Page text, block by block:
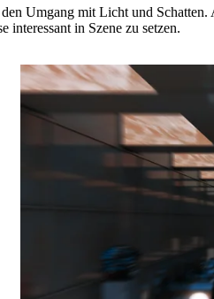
Umgang mit Licht und
in Szene zu setzen.